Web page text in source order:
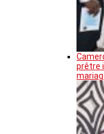
prêtre